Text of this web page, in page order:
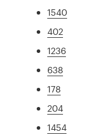
1540
402
1236
638
178
204
1454